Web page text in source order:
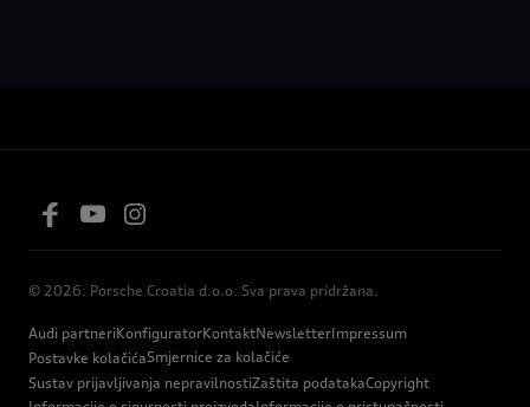
© 2026. Porsche Croatia d.o.o. Sva prava pridržana.
Audi partneriKonfiguratorKontaktNewsletterImpressum
Postavke kolačićaSmjernice za kolačiće
Sustav prijavljivanja nepravilnostiZaštita podatakaCopyright